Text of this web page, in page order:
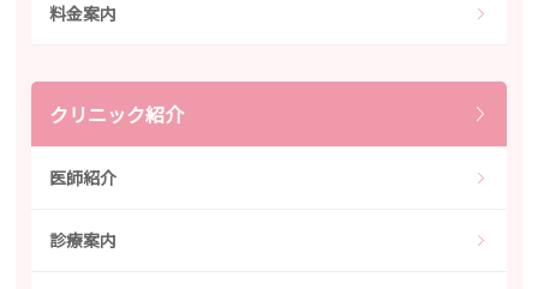
料金案内
クリニック紹介
医師紹介
診療案内